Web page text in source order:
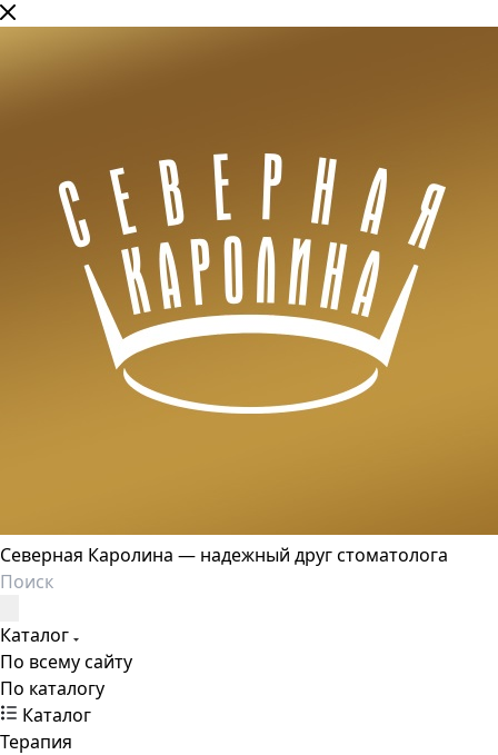
Северная Каролина — надежный друг стоматолога
Каталог
По всему сайту
По каталогу
Каталог
Терапия